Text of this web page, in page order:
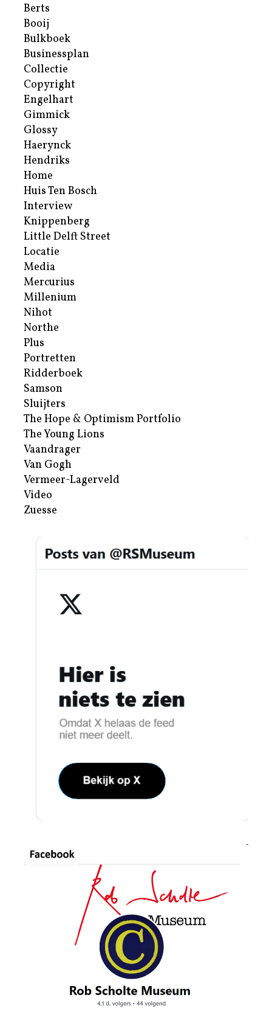
Berts
Booij
Bulkboek
Businessplan
Collectie
Copyright
Engelhart
Gimmick
Glossy
Haerynck
Hendriks
Home
Huis Ten Bosch
Interview
Knippenberg
Little Delft Street
Locatie
Media
Mercurius
Millenium
Nihot
Northe
Plus
Portretten
Ridderboek
Samson
Sluijters
The Hope & Optimism Portfolio
The Young Lions
Vaandrager
Van Gogh
Vermeer-Lagerveld
Video
Zuesse